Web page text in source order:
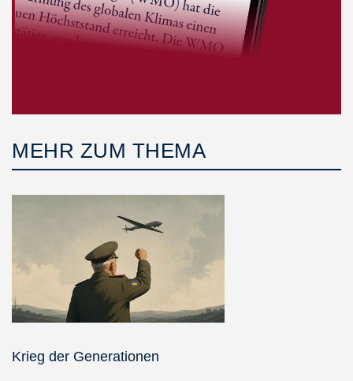
MEHR ZUM THEMA
Krieg der Generationen